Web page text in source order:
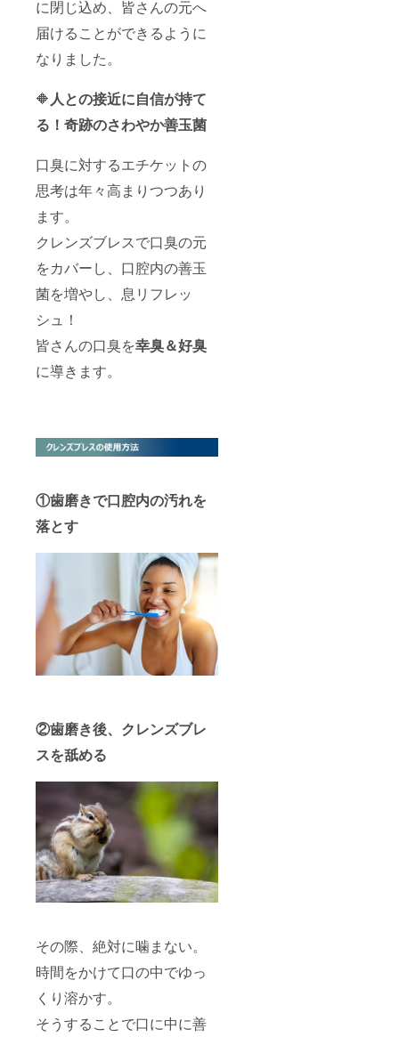
に閉じ込め、皆さんの元へ
届けることができるように
なりました。
🔶人との接近に自信が持て
る！ 奇跡のさわやか善玉菌
口臭に対するエチケットの
思考は年々高まりつつあり
ます。
クレンズブレスで口臭の元
をカバーし、口腔内の善玉
菌を増やし、息リフレッ
シュ！
皆さんの口臭を幸臭＆好臭
に導きます。
①歯磨きで口腔内の汚れを
落とす
②歯磨き後、クレンズブレ
スを舐める
その際、絶対に噛まない。
時間をかけて口の中でゆっ
くり溶かす。
そうすることで口に中に善